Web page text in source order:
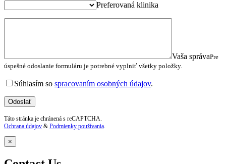
Preferovaná klinika
Vaša správaPre
úspešné odoslanie formuláru je potrebné vyplniť všetky položky.
Súhlasím so spracovaním osobných údajov.
Táto stránka je chránená s reCAPTCHA.
Ochrana údajov & Podmienky používania.
×